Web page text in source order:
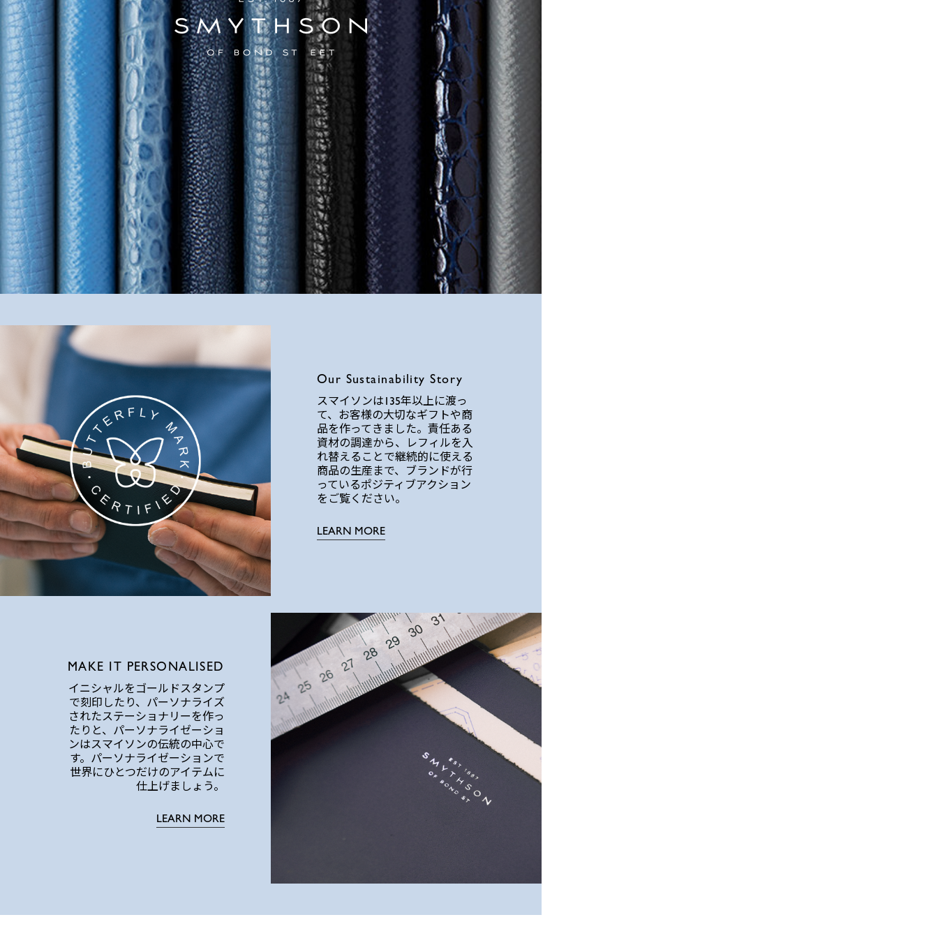
Our Sustainability Story
スマイソンは135年以上に渡っ
て、お客様の大切なギフトや商
品を作ってきました。責任ある
資材の調達から、レフィルを入
れ替えることで継続的に使える
商品の生産まで、ブランドが行
っているポジティブアクション
をご覧ください。
LEARN MORE
MAKE IT PERSONALISED
イニシャルをゴールドスタンプ
で刻印したり、パーソナライズ
されたステーショナリーを作っ
たりと、パーソナライゼーショ
ンはスマイソンの伝統の中心で
す。パーソナライゼーションで
世界にひとつだけのアイテムに
仕上げましょう。
LEARN MORE